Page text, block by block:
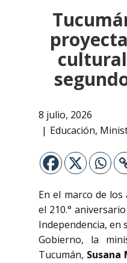
8 julio, 2026
Educación,
En el marco de
el 210.°
Independencia, en
Gobierno, la
Tucumán, Susana